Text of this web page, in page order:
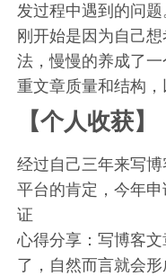
发过程中遇到的问题
刚开始是因为自己
法，慢慢的养成了
重文章质量和结构
【个人收获】
经过自己三年来写
平台的肯定，今年
证
心得分享：写博客
了，自然而言就会